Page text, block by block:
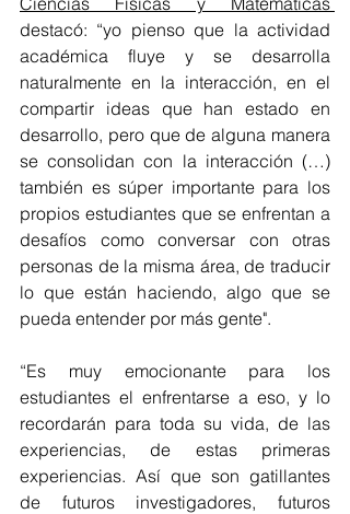
destacó: “yo pienso que la actividad
académica fluye y se desarrolla
naturalmente en la interacción, en el
compartir ideas que han estado en
desarrollo, pero que de alguna manera
se consolidan con la interacción (…)
también es súper importante para los
propios estudiantes que se enfrentan a
desafíos como conversar con otras
personas de la misma área, de traducir
lo que están haciendo, algo que se
pueda entender por más gente".
“Es muy emocionante para los
estudiantes el enfrentarse a eso, y lo
recordarán para toda su vida, de las
experiencias, de estas primeras
experiencias. Así que son gatillantes
de futuros investigadores, futuros